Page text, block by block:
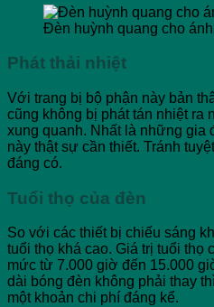
Đèn huỳnh quang cho
Phát thải nhiệt
Với trang bị bộ phận này bản
cũng không bị phát tán nhiệt ra
xung quanh. Nhất là những gia
này thật sự cần thiết. Tránh
đáng có.
Tuổi thọ của đèn
So với các thiết bị chiếu sáng
tuổi thọ khá cao. Giá trị tuổi thọ
mức từ 7.000 giờ đến 15.000
dài bóng đèn không phải thay
một khoản chi phí đáng kể.